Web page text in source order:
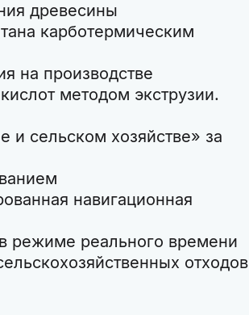
древесины
карботермическим
на производстве
методом экструзии.
и сельском хозяйстве» за
навигационная
режиме реального времени
отходов